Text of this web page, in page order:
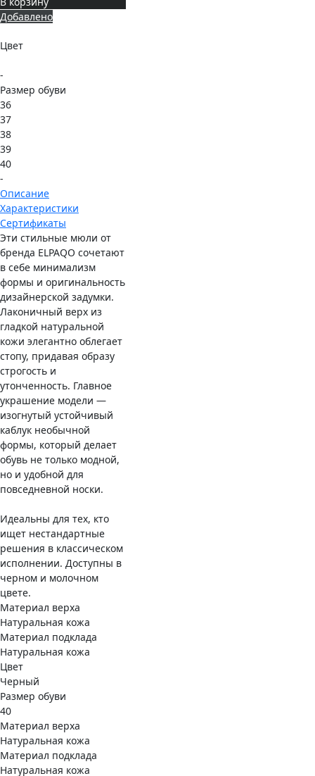
Добавлено
Цвет
-
Размер обуви
36
37
38
39
40
-
Описание
Характеристики
Сертификаты
Эти стильные мюли от
бренда ELPAQO сочетают
в себе минимализм
формы и оригинальность
дизайнерской задумки.
Лаконичный верх из
гладкой натуральной
кожи элегантно облегает
стопу, придавая образу
строгость и
утонченность. Главное
украшение модели —
изогнутый устойчивый
каблук необычной
формы, который делает
обувь не только модной,
но и удобной для
повседневной носки.
Идеальны для тех, кто
ищет нестандартные
решения в классическом
исполнении. Доступны в
черном и молочном
цвете.
Материал верха
Натуральная кожа
Материал подклада
Натуральная кожа
Цвет
Черный
Размер обуви
40
Материал верха
Натуральная кожа
Материал подклада
Натуральная кожа